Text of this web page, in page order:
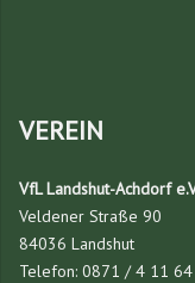
VEREIN
VfL Landshut-Achdorf
Veldener Straße 90
84036 Landshut
Telefon: 0871 / 4 11 64